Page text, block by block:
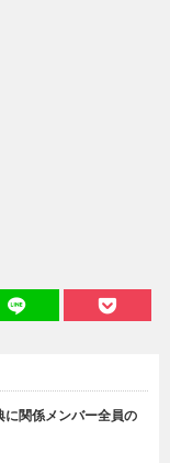
関係メンバー全員の